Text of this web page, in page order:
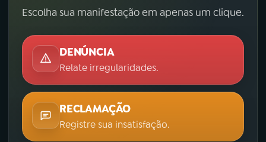
Escolha sua manifestação em apenas um clique.
DENÚNCIA
Relate irregularidades.
RECLAMAÇÃO
Registre sua insatisfação.